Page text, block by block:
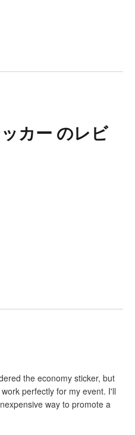
カー のレビ
the economy sticker, but
perfectly for my event. I'll
way to promote a